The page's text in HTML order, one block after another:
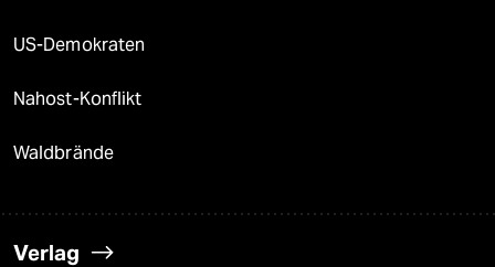
US-Demokraten
Nahost-Konflikt
Waldbrände
Verlag